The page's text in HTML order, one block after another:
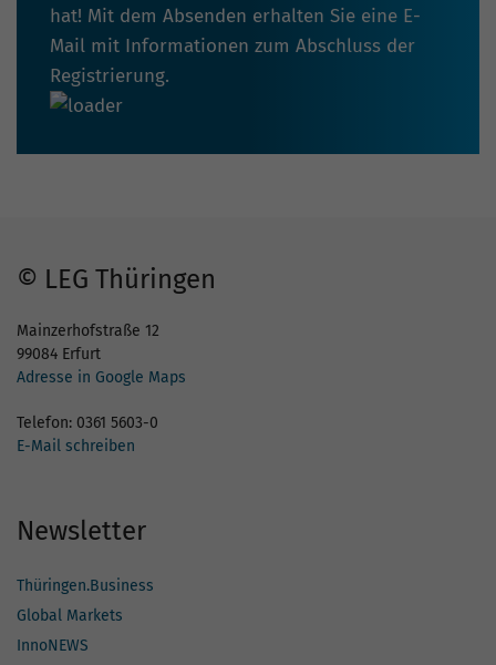
hat! Mit dem Absenden erhalten Sie eine E-
Mail mit Informationen zum Abschluss der
Registrierung.
© LEG Thüringen
Mainzerhofstraße 12
99084 Erfurt
Adresse in Google Maps
Telefon: 0361 5603-0
E-Mail schreiben
Newsletter
Thüringen.Business
Global Markets
InnoNEWS